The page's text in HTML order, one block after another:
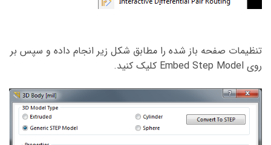
تنظیمات صفحه باز شده را مطابق شکل زیر انجام داده و سپس بر
روی Embed Step Model کلیک کنید.